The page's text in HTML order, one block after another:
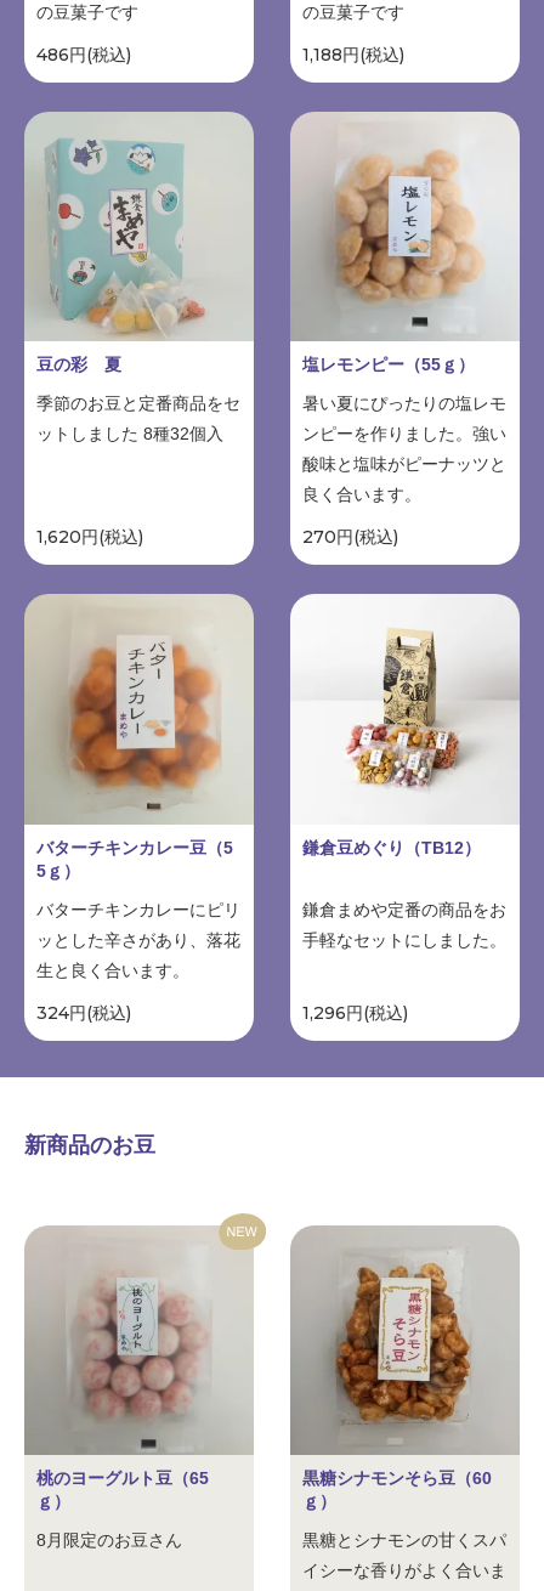
の豆菓子です
486円(税込)
の豆菓子です
1,188円(税込)
豆の彩 夏
季節のお豆と定番商品をセ
ットしました 8種32個入
1,620円(税込)
塩レモンピー（55ｇ）
暑い夏にぴったりの塩レモ
ンピーを作りました。強い
酸味と塩味がピーナッツと
良く合います。
270円(税込)
バターチキンカレー豆（5
5ｇ）
バターチキンカレーにピリ
ッとした辛さがあり、落花
生と良く合います。
324円(税込)
鎌倉豆めぐり（TB12）
鎌倉まめや定番の商品をお
手軽なセットにしました。
1,296円(税込)
新商品のお豆
桃のヨーグルト豆（65
ｇ）
8月限定のお豆さん
黒糖シナモンそら豆（60
ｇ）
黒糖とシナモンの甘くスパ
イシーな香りがよく合いま